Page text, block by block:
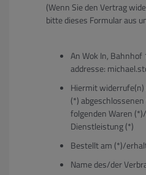
(Wenn Sie den Vertrag
bitte dieses Formular aus
An Wok In,
addresse:
Hiermit
(*)
folgenden Waren
Dienstleistung (*)
Bestellt am (*)/
Name des/der